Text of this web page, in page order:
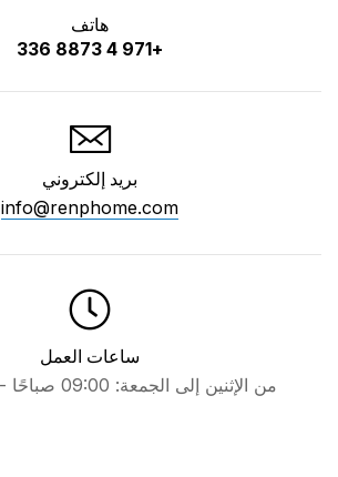
هاتف
+971 4 8873 336
بريد إلكتروني
info@renphome.com
ساعات العمل
من الإثنين إلى الجمعة: 09:00 صباحًا - 18:30 مساءً